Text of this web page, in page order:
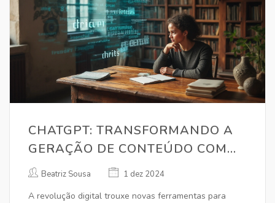
CHATGPT: TRANSFORMANDO A
GERAÇÃO DE CONTEÚDO COM
QUALIDADE E CRIATIVIDADE
Beatriz Sousa 1 dez 2024
A revolução digital trouxe novas ferramentas para